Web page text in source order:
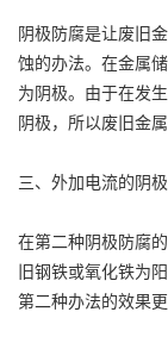
阴极防腐是让废旧
蚀的办法。在金属
为阴极。由于在发
阴极，所以废旧金
三、外加电流的阴
在第二种阴极防腐
旧钢铁或氧化铁为
第二种办法的效果更